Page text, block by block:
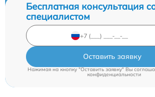
Бесплатная консультация
специалистом
Оставить заявку
Нажимая на кнопку "Оставить заявку" Вы
конфиденциальности